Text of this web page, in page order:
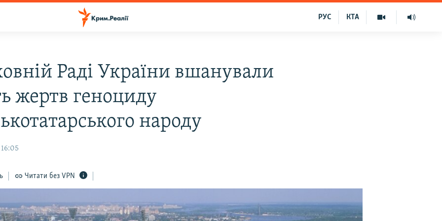
КТА
РУС
Раді України вшанували
жертв геноциду
народу
Читати без VPN